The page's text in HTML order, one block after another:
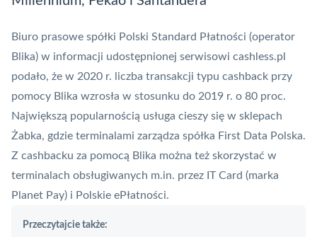
Biuro prasowe spółki Polski Standard Płatności (operator
Blika) w informacji udostępnionej serwisowi cashless.pl
podało, że w 2020 r. liczba transakcji typu cashback przy
pomocy Blika wzrosła w stosunku do 2019 r. o 80 proc.
Największą popularnością usługa cieszy się w sklepach
Żabka, gdzie terminalami zarządza spółka First Data Polska.
Z cashbacku za pomocą Blika można też skorzystać w
terminalach obsługiwanych m.in. przez IT Card (marka
Planet Pay) i Polskie ePłatności.
Przeczytajcie także: